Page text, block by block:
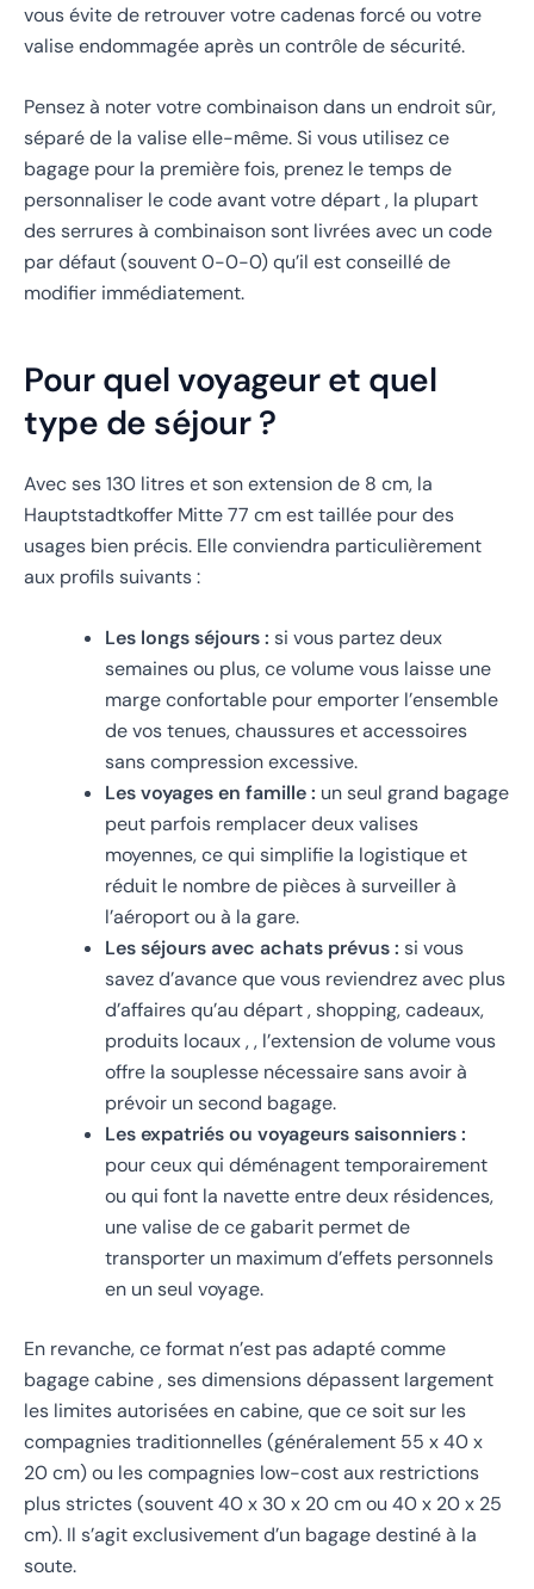
vous évite de retrouver votre cadenas forcé ou votre
valise endommagée après un contrôle de sécurité.
Pensez à noter votre combinaison dans un endroit sûr,
séparé de la valise elle-même. Si vous utilisez ce
bagage pour la première fois, prenez le temps de
personnaliser le code avant votre départ , la plupart
des serrures à combinaison sont livrées avec un code
par défaut (souvent 0-0-0) qu’il est conseillé de
modifier immédiatement.
Pour quel voyageur et quel
type de séjour ?
Avec ses 130 litres et son extension de 8 cm, la
Hauptstadtkoffer Mitte 77 cm est taillée pour des
usages bien précis. Elle conviendra particulièrement
aux profils suivants :
Les longs séjours : si vous partez deux
semaines ou plus, ce volume vous laisse une
marge confortable pour emporter l’ensemble
de vos tenues, chaussures et accessoires
sans compression excessive.
Les voyages en famille : un seul grand bagage
peut parfois remplacer deux valises
moyennes, ce qui simplifie la logistique et
réduit le nombre de pièces à surveiller à
l’aéroport ou à la gare.
Les séjours avec achats prévus : si vous
savez d’avance que vous reviendrez avec plus
d’affaires qu’au départ , shopping, cadeaux,
produits locaux , , l’extension de volume vous
offre la souplesse nécessaire sans avoir à
prévoir un second bagage.
Les expatriés ou voyageurs saisonniers :
pour ceux qui déménagent temporairement
ou qui font la navette entre deux résidences,
une valise de ce gabarit permet de
transporter un maximum d’effets personnels
en un seul voyage.
En revanche, ce format n’est pas adapté comme
bagage cabine , ses dimensions dépassent largement
les limites autorisées en cabine, que ce soit sur les
compagnies traditionnelles (généralement 55 x 40 x
20 cm) ou les compagnies low-cost aux restrictions
plus strictes (souvent 40 x 30 x 20 cm ou 40 x 20 x 25
cm). Il s’agit exclusivement d’un bagage destiné à la
soute.